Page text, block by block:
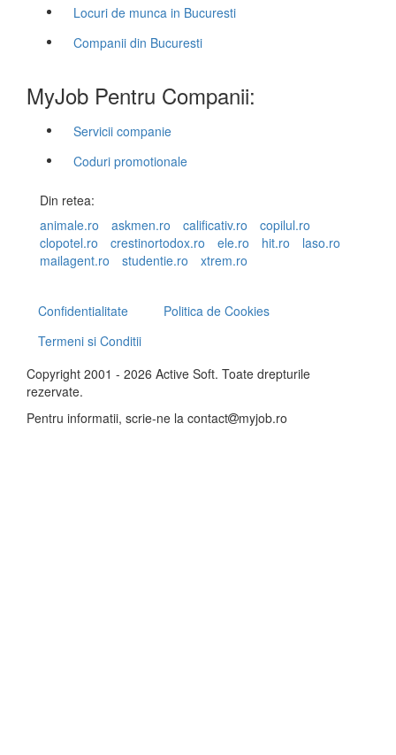
Locuri de munca in Bucuresti
Companii din Bucuresti
MyJob Pentru Companii:
Servicii companie
Coduri promotionale
Din retea:
animale.ro
askmen.ro calificativ.ro
copilul.ro
clopotel.ro
crestinortodox.ro ele.ro hit.ro
laso.ro
mailagent.ro
studentie.ro xtrem.ro
Confidentialitate
Politica de Cookies
Termeni si Conditii
Copyright 2001 - 2026 Active Soft. Toate drepturile
rezervate.
Pentru informatii, scrie-ne la contact myjob.ro